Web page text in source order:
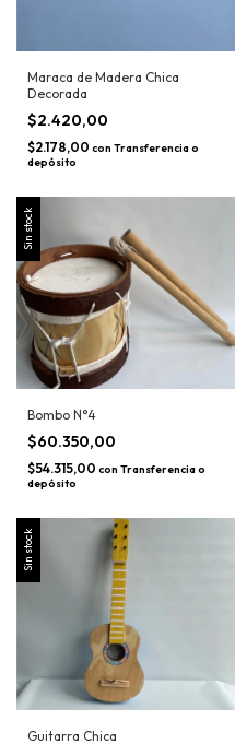
Maraca de Madera Chica
Decorada
$2.420,00
$2.178,00 con Transferencia o
depósito
Sin stock
Bombo N°4
$60.350,00
$54.315,00 con Transferencia o
depósito
Sin stock
Guitarra Chica